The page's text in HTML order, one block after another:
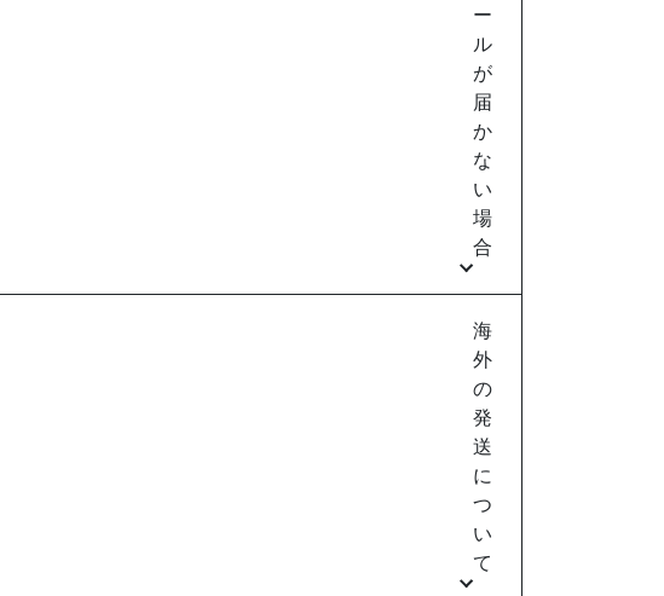
ー
ル
が
届
か
な
い
場
合
海
外
の
発
送
に
つ
い
て